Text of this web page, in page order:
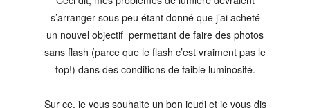
s’arranger sous peu étant donné que j’ai acheté
un nouvel objectif permettant de faire des photos
sans flash (parce que le flash c’est vraiment pas le
top!) dans des conditions de faible luminosité.
Sur ce, je vous souhaite un bon jeudi et je vous dis